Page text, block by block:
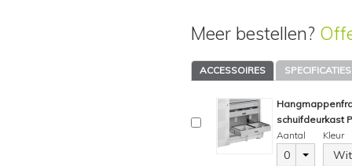
Meer bestellen?
ACCESSOIRES SPECIFICATIES
schuifdeurkast
Aantal
0
Kleur